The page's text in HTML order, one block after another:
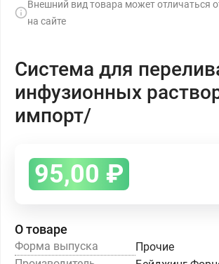
Внешний вид товара может отличаться
на сайте
Система для
инфузионных
импорт/
95,00 ₽
О товаре
Форма выпуска
Прочие